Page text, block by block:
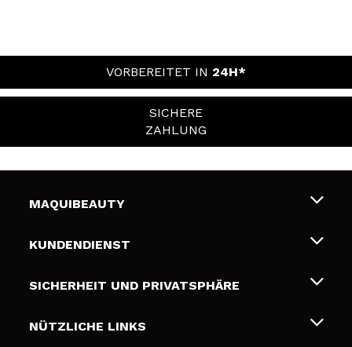
VORBEREITET IN 24H*
SICHERE
ZAHLUNG
MAQUIBEAUTY
Über uns
Geschenkkarten
KUNDENDIENST
Liefer- und Versandkosten
Zahlung
SICHERHEIT UND PRIVATSPHÄRE
Bedingungen und Datenschutz
NÜTZLICHE LINKS